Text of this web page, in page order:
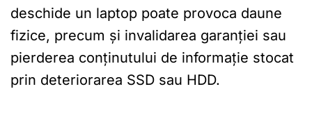
deschide un laptop poate provoca daune
fizice, precum și invalidarea garanției sau
pierderea conținutului de informație stocat
prin deteriorarea SSD sau HDD.